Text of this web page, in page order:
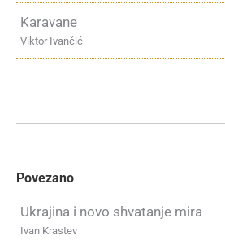
Karavane
Viktor Ivančić
Povezano
Ukrajina i novo shvatanje mira
Ivan Krastev